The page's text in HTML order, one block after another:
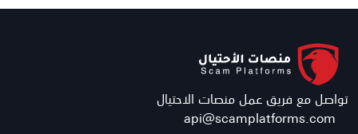
تواصل مع فريق عمل منصات الاحتيال
api@scamplatforms.com